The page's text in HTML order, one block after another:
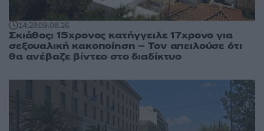
14:2909.08.26
Σκιάθος: 15χρονος κατήγγειλε 17χρονο για
σεξουαλική κακοποίηση – Τον απειλούσε ότι
θα ανέβαζε βίντεο στο διαδίκτυο